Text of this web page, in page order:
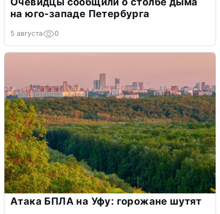
на юго-западе Петербурга
5 августа 0
Атака БПЛА на Уфу: горожане шутят